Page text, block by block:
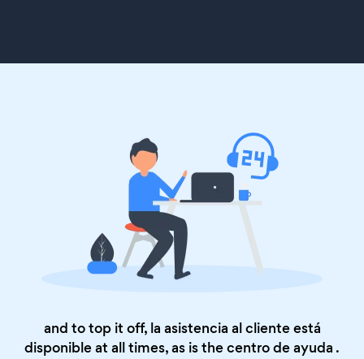
and to top it off, la asistencia al cliente está
disponible at all times, as is thecentro de ayuda .